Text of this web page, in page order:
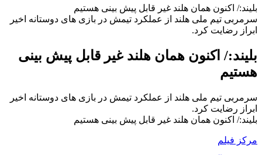
بلیند:/ اکنون همان هلند غیر قابل پیش بینی هستیم
سرمربی تیم ملی هلند از عملکرد تیمش در بازی های دوستانه اخیر
ابراز رضایت کرد.
بلیند:/ اکنون همان هلند غیر قابل پیش بینی
هستیم
سرمربی تیم ملی هلند از عملکرد تیمش در بازی های دوستانه اخیر
ابراز رضایت کرد.
بلیند:/ اکنون همان هلند غیر قابل پیش بینی هستیم
مرکز فیلم